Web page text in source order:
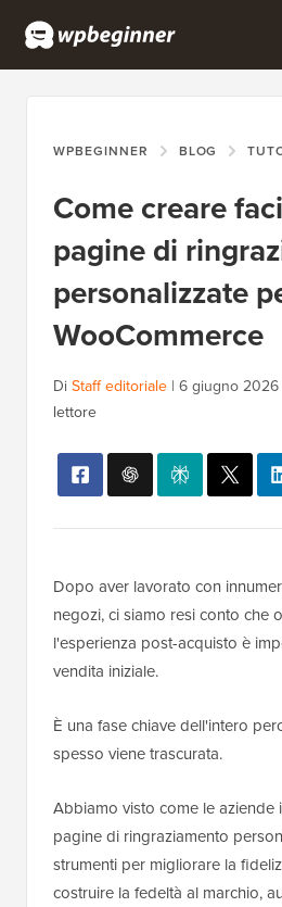
WPBEGINNER BLOG
Come creare
pagine di
personalizzate
WooCommerce
DiStaff editoriale | 6 giugno 2026
lettore
Dopo aver lavorato con
negozi, ci siamo resi conto che
l'esperienza post-acquisto è
vendita iniziale.
È una fase chiave dell'intero
spesso viene trascurata.
Abbiamo visto come le aziende
pagine di ringraziamento
strumenti per migliorare la
costruire la fedeltà al marchio,